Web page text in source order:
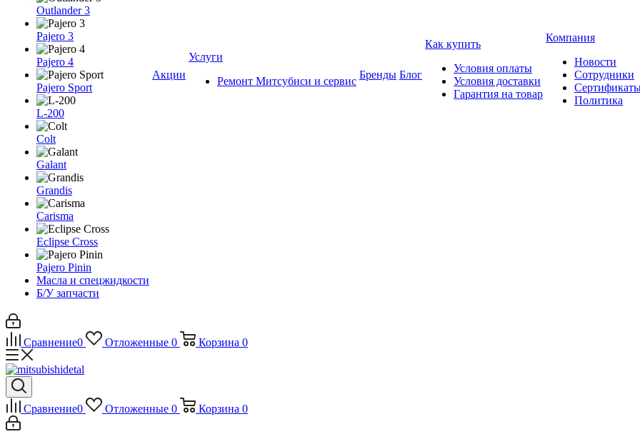
Outlander 3
Pajero 3
Pajero 4
Pajero Sport
L-200
Colt
Galant
Grandis
Carisma
Eclipse Cross
Pajero Pinin
Масла и спецжидкости
Б/У запчасти
Акции
Услуги
Ремонт Митсубиси и сервис
Бренды Блог
Как купить
Условия оплаты
Условия доставки
Гарантия на товар
Компания
Новости
Сотрудники
Политика
Сравнение0 Отложенные 0 Корзина 0
Сравнение0 Отложенные 0 Корзина 0